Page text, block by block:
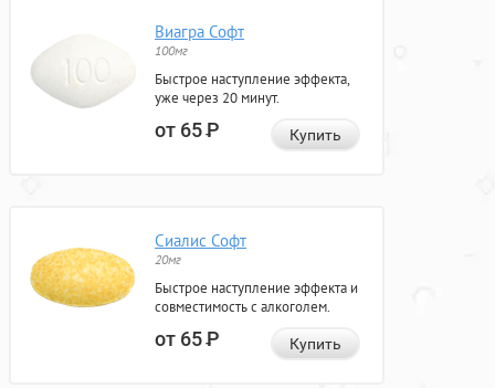
Виагра Софт
100мг
Быстрое наступление эффекта,
уже через 20 минут.
от 65Р Купить
Сиалис Софт
20мг
Быстрое наступление эффекта и
совместимость с алкоголем.
от 65Р Купить